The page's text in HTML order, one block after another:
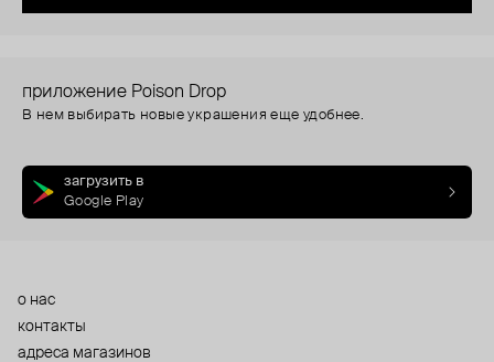
приложение Poison Drop
В нем выбирать новые украшения еще удобнее.
загрузить в
Google Play
о нас
контакты
адреса магазинов